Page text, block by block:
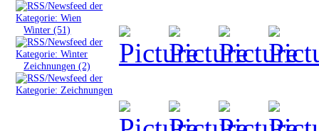
»Winter (51)
Zeichnungen (2)